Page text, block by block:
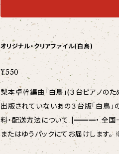
オリジナル・クリアファイル(白鳥)
¥550
梨本卓幹編曲「白鳥」(３台ピアノの
出版されていないあの３台版「白鳥」の
料・配送方法について |━━━• 全国一律400円で発送いたします。 ご注文内容に応じて、ゆうパケット
またはゆうパックにてお届けします。
グッズはまとめて発送できますので